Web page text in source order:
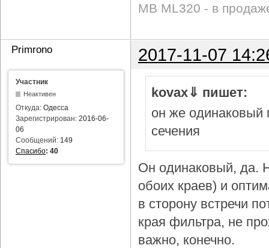
MB ML320 - в
Primrono 2017-11-07
Участник
Неактивен
Откуда: Одесса
Зарегистрирован: 2016-06-
06
Сообщений: 149
Спасибо: 40
kovax⇓ пишет:
он же одинаковый
сечения
Он одинаковый, да.
обоих краев) и
в сторону встречи
края фильтра, не
важно, конечно.